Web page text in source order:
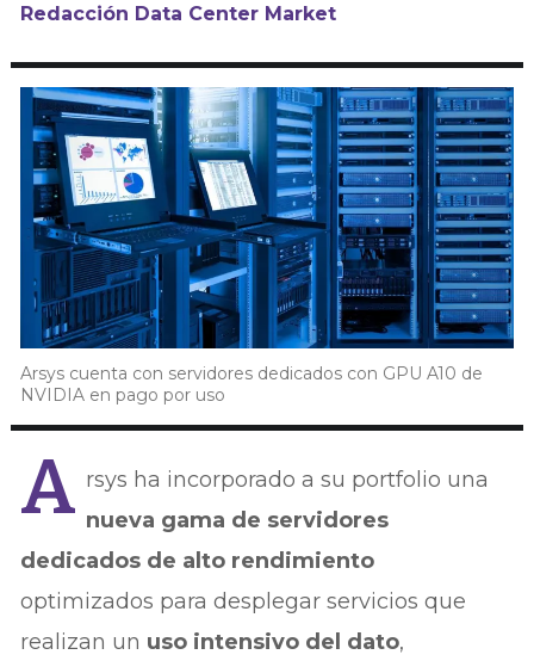
Redacción Data Center Market
Arsys cuenta con servidores dedicados con GPU A10 de
NVIDIA en pago por uso
A rsys ha incorporado a su portfolio una
nueva gama de servidores
dedicados de alto rendimiento
optimizados para desplegar servicios que
realizan un uso intensivo del dato,